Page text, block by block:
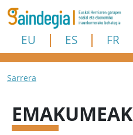
Skip to main content
EU ES FR
Breadcrumb
Sarrera
EMAKUMEAK